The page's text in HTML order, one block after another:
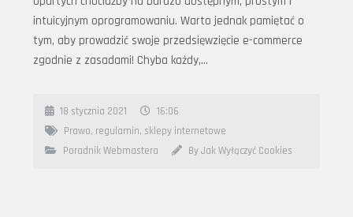
intuicyjnym oprogramowaniu. Warto jednak pamiętać o
tym, aby prowadzić swoje przedsięwzięcie e-commerce
zgodnie z zasadami! Chyba każdy,…
18 stycznia 2021
16:06
Prawo, regulamin, sklepy internetowe
Poradnik Webmastera
By Jak Wyłączyć Cookies